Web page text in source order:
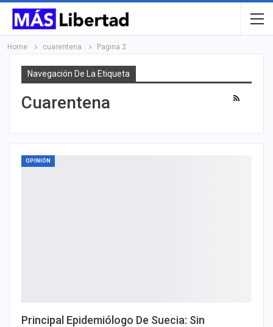
Home cuarentena Pagina 2
Navegación De La Etiqueta
Cuarentena
OPINIÓN
Principal Epidemiólogo De Suecia: Sin